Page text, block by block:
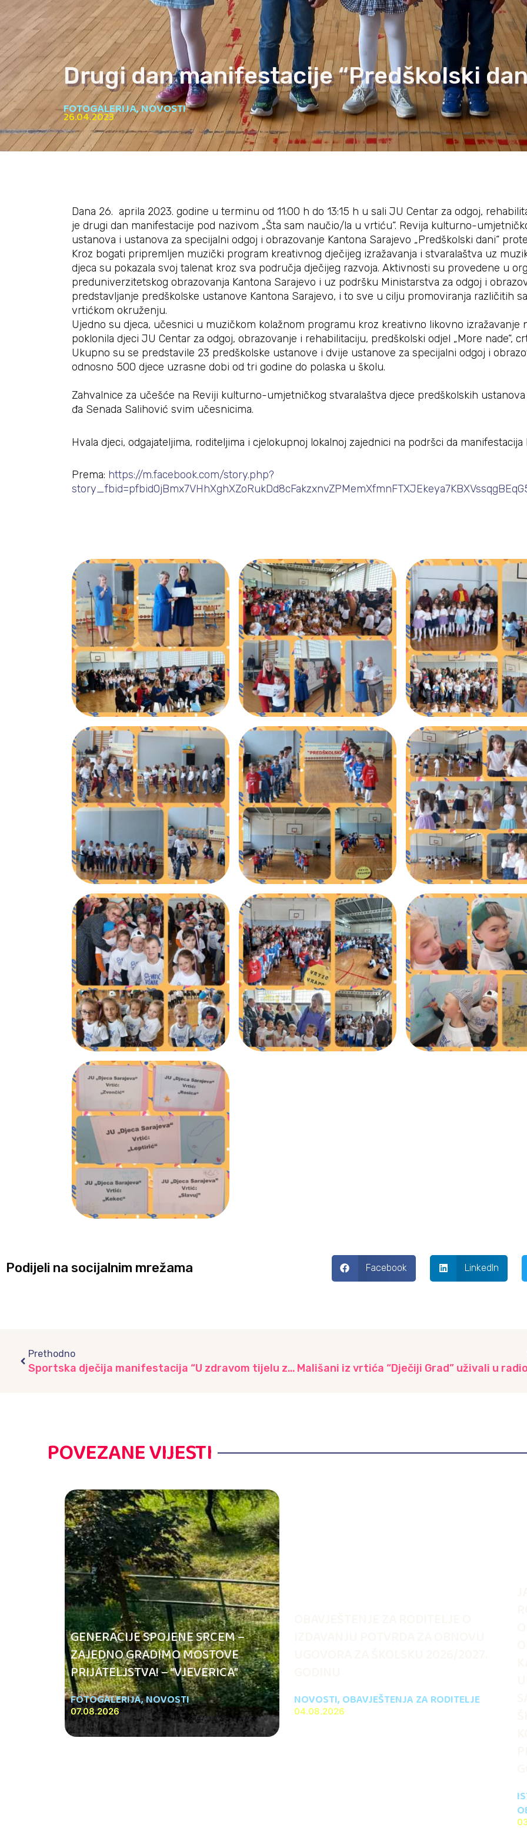
Drugi dan manifestacije “Predškolski
FOTOGALERIJA,NOVOSTI
26.04.2023
Dana 26. aprila 2023. godine u terminu od 11:00 h do 13:15 h u sali JU Centar za odgoj,
je drugi dan manifestacije pod nazivom „Šta sam naučio/la u vrtiću“. Revija kulturno-
ustanova i ustanova za specijalni odgoj i obrazovanje Kantona Sarajevo „Predškolski dani“
Kroz bogati pripremljen muzički program kreativnog dječijeg izražavanja i stvaralaštva uz
djeca su pokazala svoj talenat kroz sva područja dječijeg razvoja. Aktivnosti su provedene u
preduniverzitetskog obrazovanja Kantona Sarajevo i uz podršku Ministarstva za odgoj i
predstavljanje predškolske ustanove Kantona Sarajevo, i to sve u cilju promoviranja različitih
vrtićkom okruženju.
Ujedno su djeca, učesnici u muzičkom kolažnom programu kroz kreativno likovno izražavanje
poklonila djeci JU Centar za odgoj, obrazovanje i rehabilitaciju, predškolski odjel „More nade“,
Ukupno su se predstavile 23 predškolske ustanove i dvije ustanove za specijalni odgoj i
odnosno 500 djece uzrasne dobi od tri godine do polaska u školu.
Zahvalnice za učešće na Reviji kulturno-umjetničkog stvaralaštva djece predškolskih
đa Senada Salihović svim učesnicima.
Hvala djeci, odgajateljima, roditeljima i cjelokupnoj lokalnoj zajednici na podršci da
Prema: https://m.facebook.com/story.php?
Podijeli na socijalnim mrežama Facebook LinkedIn
Prethodno
Sportska dječija manifestacija “U zdravom tijelu zdrav duh”, Kulturno-sportski centar “Amel Bećković” u Vogošći
POVEZANE VIJESTI
GENERACIJE SPOJENE SRCEM –
ZAJEDNO GRADIMO MOSTOVE
PRIJATELJSTVA! – “VJEVERICA”
FOTOGALERIJA,NOVOSTI
07.08.2026
NOVOSTI, OBAVJEŠTENJA ZA RODITELJE
04.08.2026